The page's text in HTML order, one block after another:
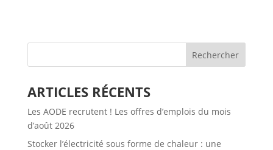
Rechercher
ARTICLES RÉCENTS
Les AODE recrutent ! Les offres d’emplois du mois
d’août 2026
Stocker l’électricité sous forme de chaleur : une